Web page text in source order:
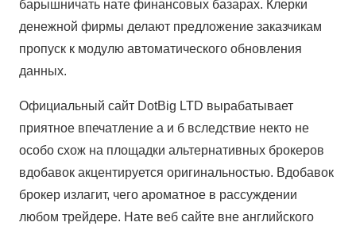
барышничать нате финансовых базарах. Клерки
денежной фирмы делают предложение заказчикам
пропуск к модулю автоматического обновления
данных.
Официальный сайт DotBig LTD вырабатывает
приятное впечатление а и б вследствие некто не
особо схож на площадки альтернативных брокеров
вдобавок акцентируется оригинальностью. Вдобавок
брокер излагит, чего ароматное в рассуждении
любом трейдере. Нате веб сайте вне английского